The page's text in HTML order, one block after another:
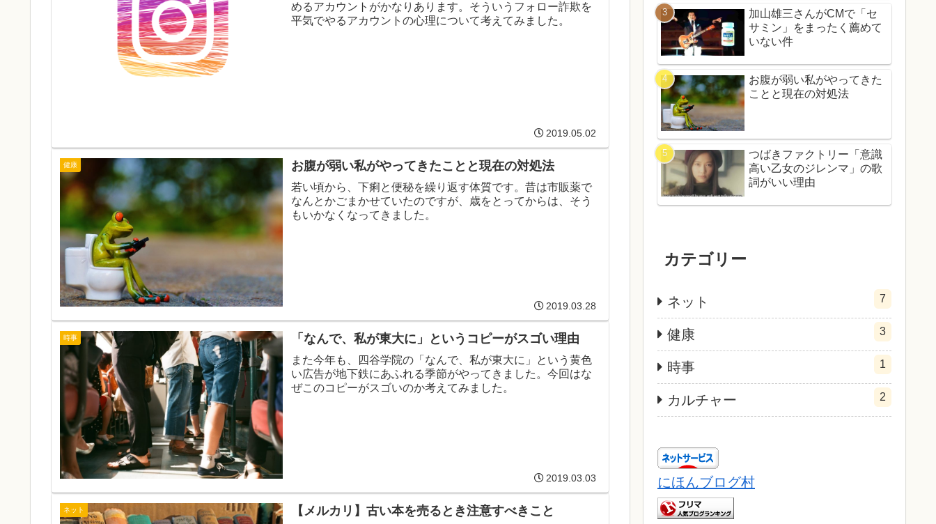
めるアカウントがかなりあります。そういうフォロー詐欺を
平気でやるアカウントの心理について考えてみました。
2019.05.02
健康 お腹が弱い私がやってきたことと現在の対処法
若い頃から、下痢と便秘を繰り返す体質です。昔は市販薬で
なんとかごまかせていたのですが、歳をとってからは、そう
もいかなくなってきました。
2019.03.28
時事 「なんで、私が東大に」というコピーがスゴい理由
また今年も、四谷学院の「なんで、私が東大に」という黄色
い広告が地下鉄にあふれる季節がやってきました。今回はな
ぜこのコピーがスゴいのか考えてみました。
2019.03.03
ネット 【メルカリ】古い本を売るとき注意すべきこと
加山雄三さんがCMで「セ
サミン」をまったく薦めて
いない件
お腹が弱い私がやってきた
ことと現在の対処法
つばきファクトリー「意識
高い乙女のジレンマ」の歌
詞がいい理由
カテゴリー
ネット 7
健康 3
時事 1
カルチャー 2
にほんブログ村